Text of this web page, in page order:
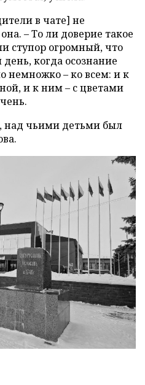
в чате] не
– То ли доверие такое
ступор огромный, что
когда осознание
– ко всем: и к
и к ним – с цветами
над чьими детьми был